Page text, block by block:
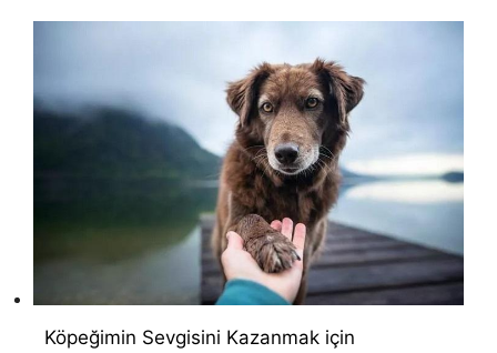
Köpeğimin Sevgisini Kazanmak için